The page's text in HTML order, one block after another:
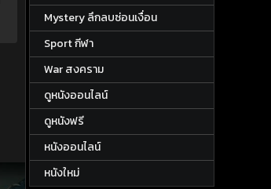
Mystery ลึกลบซ่อนเงื่อน
Sport กีฬา
War สงคราม
ดูหนังออนไลน์
ดูหนังฟรี
หนังออนไลน์
หนังใหม่